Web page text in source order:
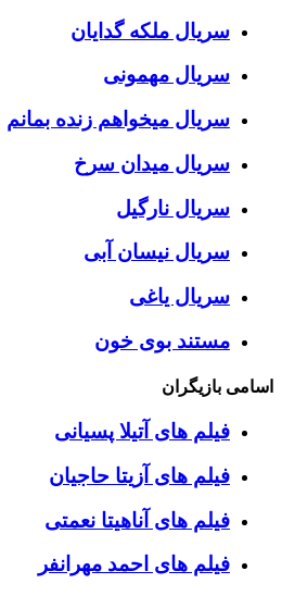
سریال ملکه گدایان
سریال مهمونی
سریال میخواهم زنده بمانم
سریال میدان سرخ
سریال نارگیل
سریال نیسان آبی
سریال یاغی
مستند بوی خون
اسامی بازیگران
فیلم های آتیلا پسیانی
فیلم های آزیتا حاجیان
فیلم های آناهیتا نعمتی
فیلم های احمد مهرانفر